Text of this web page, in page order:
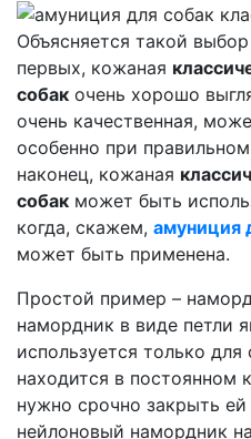
Объясняется такой
первых, кожаная
собак очень хорошо
очень качественная,
особенно при
наконец, кожаная
собак может быть
когда, скажем, амуниция
может быть применена.
Простой пример –
намордник в виде петли
используется только для
находится в постоянном
нужно срочно закрыть
нейлоновый намордник